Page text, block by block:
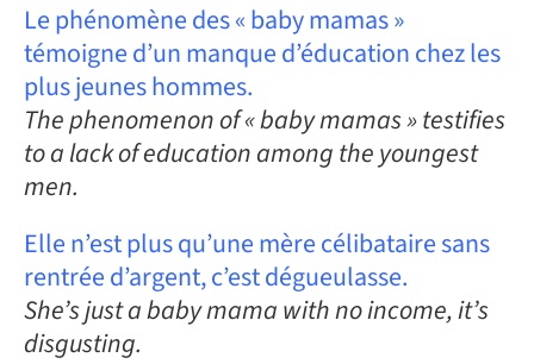
Le phénomène des « baby mamas »
témoigne d’un manque d’éducation chez les
plus jeunes hommes.
The phenomenon of « baby mamas » testifies
to a lack of education among the youngest
men.
Elle n’est plus qu’une mère célibataire sans
rentrée d’argent, c’est dégueulasse.
She’s just a baby mama with no income, it’s
disgusting.